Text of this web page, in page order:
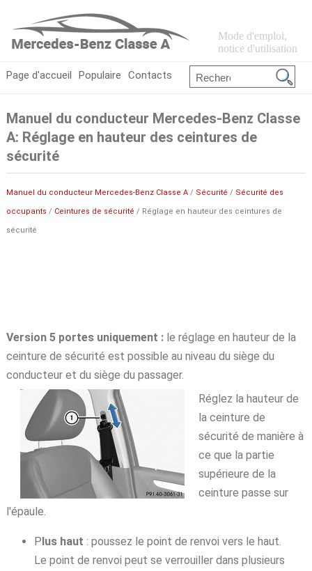
Mode d'emploi,
notice d'utilisation
Page d'accueil Populaire Contacts
Manuel du conducteur Mercedes-Benz Classe
A: Réglage en hauteur des ceintures de
sécurité
Manuel du conducteur Mercedes-Benz Classe A/ Sécurité / Sécurité des
occupants / Ceintures de sécurité / Réglage en hauteur des ceintures de
sécurité
Version 5 portes uniquement :le réglage en hauteur de la
ceinture de sécurité est possible au niveau du siège du
conducteur et du siège du passager.
Réglez la hauteur de
la ceinture de
sécurité de manière à
ce que la partie
supérieure de la
ceinture passe sur
l'épaule.
Plus haut : poussez le point de renvoi vers le haut.
Le point de renvoi peut se verrouiller dans plusieurs